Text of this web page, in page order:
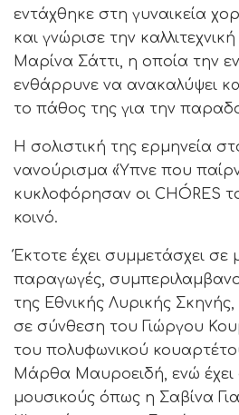
εντάχθηκε στη γυναικεία
και γνώρισε την
Μαρίνα Σάττι, η οποία την
ενθάρρυνε να ανακαλύψει
το πάθος της για την
Η σολιστική της ερμηνεία
νανούρισμα «Ύπνε που
κυκλοφόρησαν οι CHÓRES
κοινό.
Έκτοτε έχει συμμετάσχει σε
παραγωγές,
της Εθνικής Λυρικής
σε σύνθεση του Γιώργου
του πολυφωνικού
Μάρθα Μαυροειδή, ενώ έχει
μουσικούς όπως η Σαβίνα